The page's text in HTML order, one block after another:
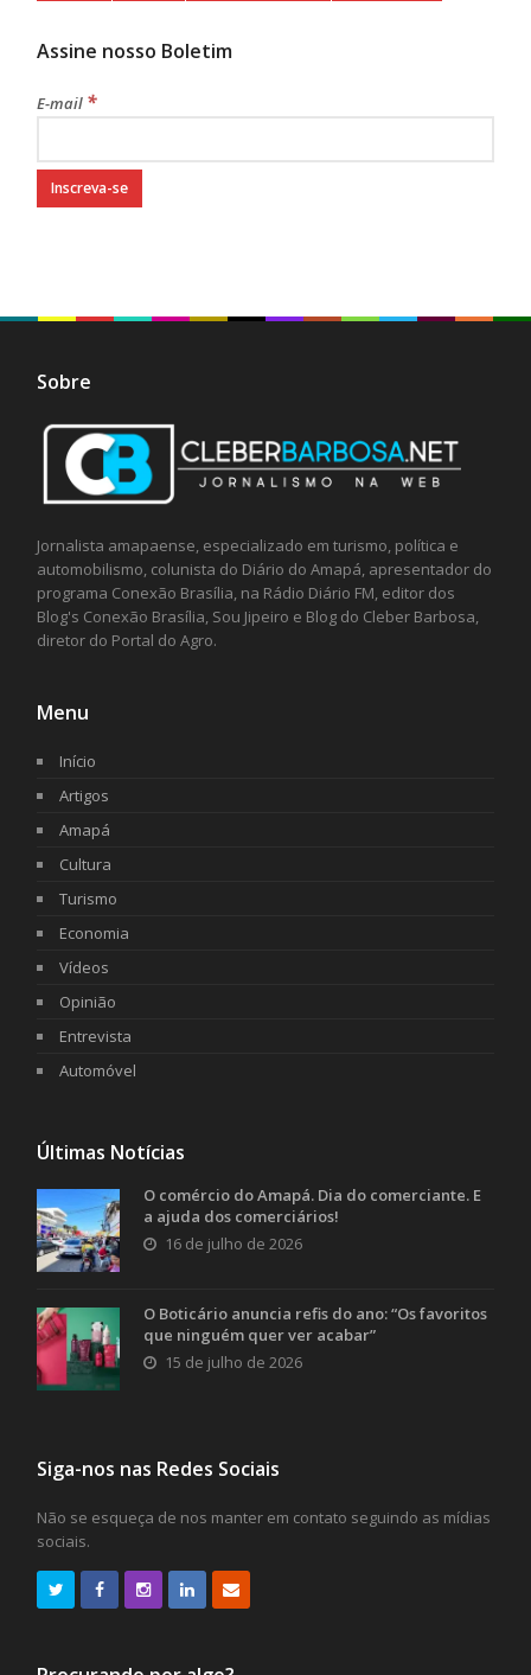
Assine nosso Boletim
E-mail *
Sobre
Jornalista amapaense, especializado em turismo, política e
automobilismo, colunista do Diário do Amapá, apresentador do
programa Conexão Brasília, na Rádio Diário FM, editor dos
Blog's Conexão Brasília, Sou Jipeiro e Blog do Cleber Barbosa,
diretor do Portal do Agro.
Menu
Início
Artigos
Amapá
Cultura
Turismo
Economia
Vídeos
Opinião
Entrevista
Automóvel
Últimas Notícias
O comércio do Amapá. Dia do comerciante. E
a ajuda dos comerciários!
16 de julho de 2026
O Boticário anuncia refis do ano: “Os favoritos
que ninguém quer ver acabar”
15 de julho de 2026
Siga-nos nas Redes Sociais
Não se esqueça de nos manter em contato seguindo as mídias
sociais.